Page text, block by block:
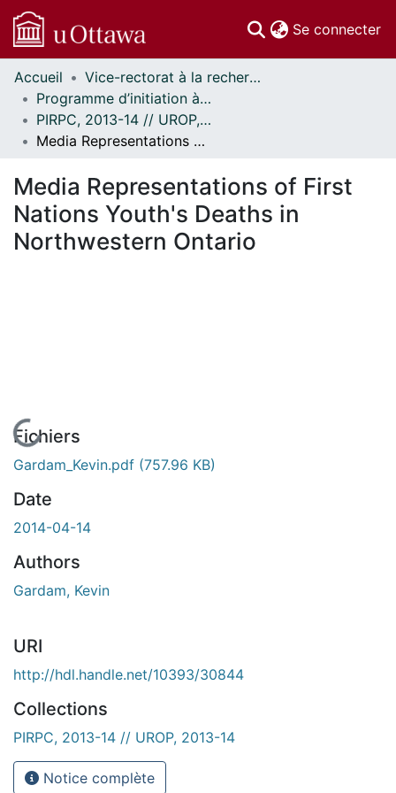
Se connecter
Communautés
et collections
Parcourir
Statistiques
À propos
Accueil
Vice-rectorat à la recherche // Office of the V-P, Research
Programme d’initiation à la recherche au premier cycle (PIRPC) // Undergraduate Research Opportunity Program (UROP)
PIRPC, 2013-14 // UROP, 2013-14
Media Representations of First Nations Youth's Deaths in Northwestern Ontario
Media Representations of First
Nations Youth's Deaths in
Northwestern Ontario
En cours de chargement...
Fichiers
Gardam_Kevin.pdf (757.96 KB)
Date
2014-04-14
Authors
Gardam, Kevin
URI
http://hdl.handle.net/10393/30844
Collections
PIRPC, 2013-14 // UROP, 2013-14
Notice complète